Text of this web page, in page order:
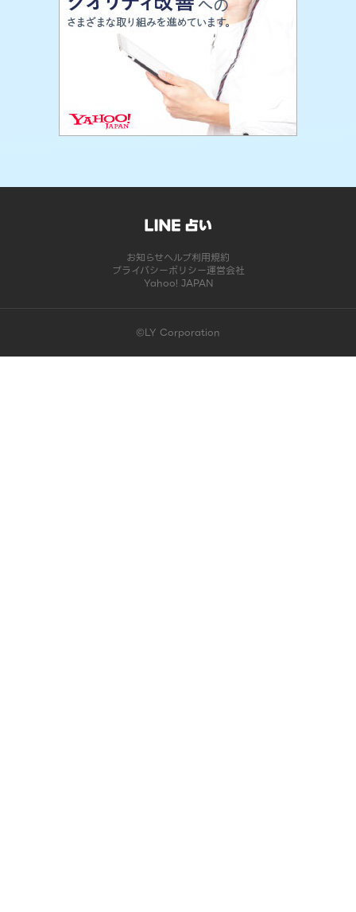
お知らせヘルプ利用規約
プライバシーポリシー運営会社
Yahoo! JAPAN
©LY Corporation
このコンテンツは掲載が終了しました | LINE占い